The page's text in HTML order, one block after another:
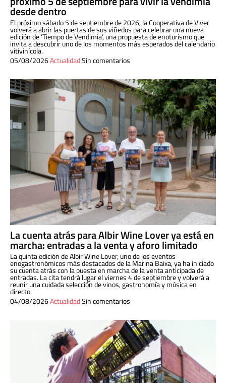
desde dentro
El próximo sábado 5 de septiembre de 2026, la Cooperativa de Viver
volverá a abrir las puertas de sus viñedos para celebrar una nueva
edición de ‘Tiempo de Vendimia’, una propuesta de enoturismo que
invita a descubrir uno de los momentos más esperados del calendario
vitivinícola.
05/08/2026ActualidadSin comentarios
La cuenta atrás para Albir Wine Lover ya está en
marcha: entradas a la venta y aforo limitado
La quinta edición de Albir Wine Lover, uno de los eventos
enogastronómicos más destacados de la Marina Baixa, ya ha iniciado
su cuenta atrás con la puesta en marcha de la venta anticipada de
entradas. La cita tendrá lugar el viernes 4 de septiembre y volverá a
reunir una cuidada selección de vinos, gastronomía y música en
directo.
04/08/2026ActualidadSin comentarios